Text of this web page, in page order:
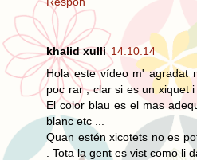
khalid xulli 14.10.14
Hola este vídeo m' agradat
poc rar , clar si es un xiquet i
El color blau es el mas
blanc etc ...
Quan estén xicotets no es
. Tota la gent es vist como li